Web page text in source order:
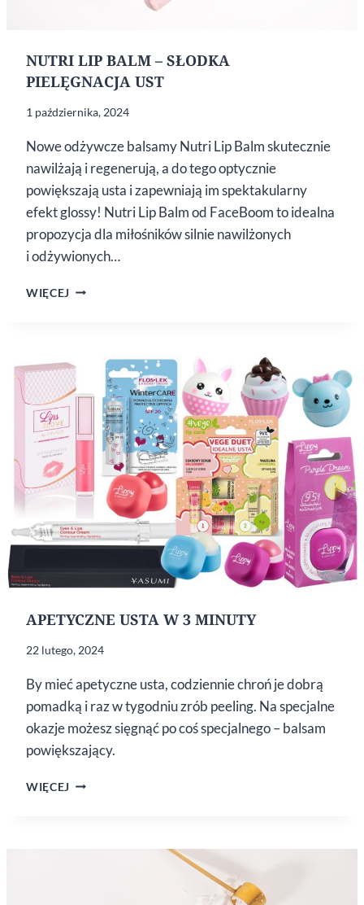
NUTRI LIP BALM – SŁODKA
PIELĘGNACJA UST
1 października, 2024
Nowe odżywcze balsamy Nutri Lip Balm skutecznie
nawilżają i regenerują, a do tego optycznie
powiększają usta i zapewniają im spektakularny
efekt glossy! Nutri Lip Balm od FaceBoom to idealna
propozycja dla miłośników silnie nawilżonych
i odżywionych…
WIĘCEJ NUTRI
SŁODKA
PIELĘGNACJA
UST
APETYCZNE USTA W 3 MINUTY
22 lutego, 2024
By mieć apetyczne usta, codziennie chroń je dobrą
pomadką i raz w tygodniu zrób peeling. Na specjalne
okazje możesz sięgnąć po coś specjalnego – balsam
powiększający.
WIĘCEJ APETYCZNE